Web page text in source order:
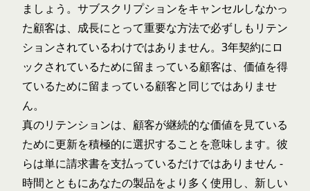
ましょう。サブスクリプションをキャンセルしなかっ
た顧客は、成長にとって重要な方法で必ずしもリテン
ションされているわけではありません。3年契約にロ
ックされているために留まっている顧客は、価値を得
ているために留まっている顧客と同じではありませ
ん。
真のリテンションは、顧客が継続的な価値を見ている
ために更新を積極的に選択することを意味します。彼
らは単に請求書を支払っているだけではありません -
時間とともにあなたの製品をより多く使用し、新しい